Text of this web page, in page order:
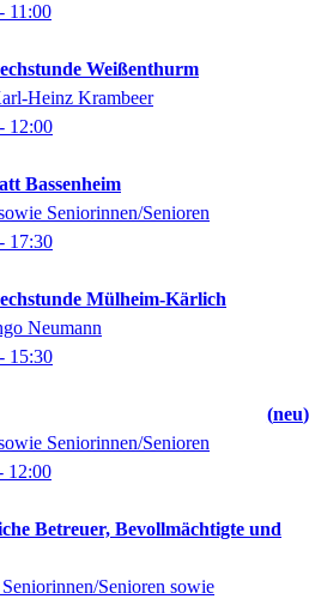
- 11:00
Weißenthurm
Heinz Krambeer
- 12:00
Bassenheim
Seniorinnen/Senioren
- 17:30
Mülheim-Kärlich
Neumann
- 15:30
neu
Seniorinnen/Senioren
12:00
Betreuer, Bevollmächtigte und
Senioren sowie